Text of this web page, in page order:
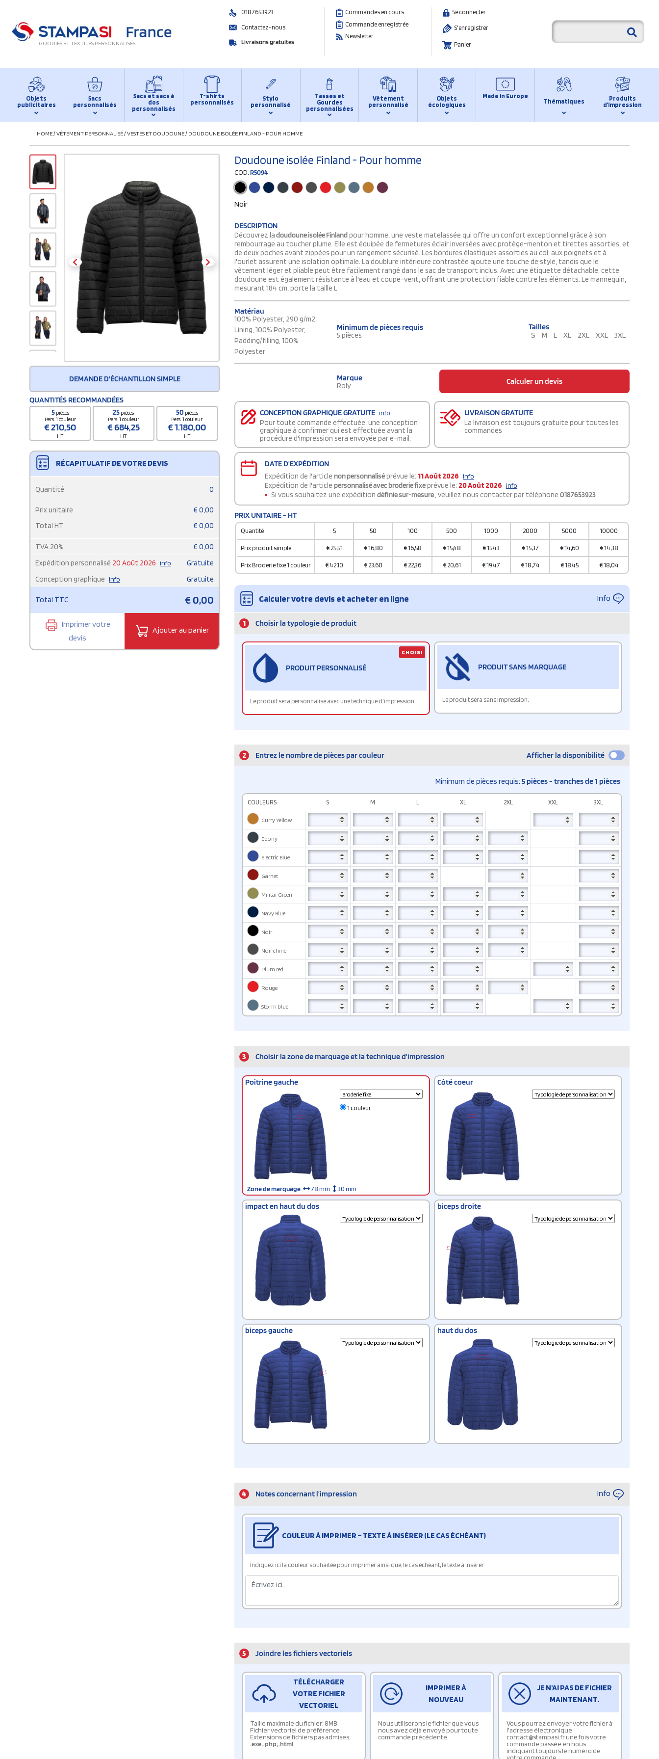
GOODIES ET TEXTILES PERSONNALISÉS
0187653923
Contactez-nous
Livraisons gratuites
Commandes en cours
Commande enregistrée
Newsletter
Se connecter
S'enregistrer
Panier
Objets
publicitaires
Sacs
personnalisés
Sacs et sacs à
dos
personnalisés
T-shirts
personnalisés
Stylo
personnalisé
Tasses et
Gourdes
personnalisées
Vêtement
personnalisé
Objets
écologiques
Made in Europe
Thématiques
Produits
d’impression
HOME/VÊTEMENT PERSONNALISÉ/VESTES ET DOUDOUNE/ DOUDOUNE ISOLÉE FINLAND - POUR HOMME
DEMANDE D'ÉCHANTILLON SIMPLE
QUANTITÉS RECOMMANDÉES
5 pièces
Pers. 1 couleur
€210,50
HT
25 pièces
Pers. 1 couleur
€684,25
HT
50 pièces
Pers. 1 couleur
€1.180,00
HT
RÉCAPITULATIF DE VOTRE DEVIS
Quantité 0
Prix unitaire € 0,00
Total HT
€ 0,00
TVA 20% € 0,00
Expédition personnalisé 20 Août 2026 info
Gratuite
Conception graphique info Gratuite
Total TTC €0,00
Imprimer votre
devis
Ajouter au panier
Doudoune isolée Finland - Pour homme
COD.R5094
Noir
DESCRIPTION
Découvrez ladoudoune isolée Finland pour homme, une veste matelassée qui offre un confort exceptionnel grâce à son
rembourrage au toucher plume. Elle est équipée de fermetures éclair inversées avec protège-menton et tirettes assorties, et
de deux poches avant zippées pour un rangement sécurisé. Les bordures élastiques assorties au col, aux poignets et à
l'ourlet assurent une isolation optimale. La doublure intérieure contrastée ajoute une touche de style, tandis que le
vêtement léger et pliable peut être facilement rangé dans le sac de transport inclus. Avec une étiquette détachable, cette
doudoune est également résistante à l'eau et coupe-vent, offrant une protection fiable contre les éléments. Le mannequin,
mesurant 184 cm, porte la taille L
Matériau
100% Polyester, 290 g/m2,
Lining, 100% Polyester,
Padding/filling, 100%
Polyester
Minimum de pièces requis
5 pièces
Tailles
S
M L XL 2XL XXL 3XL
Marque
Roly Calculer un devis
CONCEPTION GRAPHIQUE GRATUITE info
Pour toute commande effectuée, une conception
graphique à confirmer qui est effectuée avant la
procédure d'impression sera envoyée par e-mail.
LIVRAISON GRATUITE
La livraison est toujours gratuite pour toutes les
commandes
DATE D'EXPÉDITION
Expédition de l'article non personnaliséprévue le: 11 Août 2026 info
Expédition de l'article personnalisé avec broderie fixeprévue le: 20 Août 2026 info
Si vous souhaitez une expédition définie sur-mesure, veuillez nous contacter par téléphone 0187653923
PRIX UNITAIRE - HT
Quantité 5 50 100 500 1000 2000 5000 10000
Prix produit simple € 25,51 €16,80 €16,58 €15,48 €15,43 €15,37 €14,60 €14,38
Prix Broderie fixe 1 couleur € 42,10 € 23,60 € 22,36 € 20,61 €19,47 €18,74 €18,45 €18,04
Calculer votre devis et acheter en ligne Info
1 Choisir la typologie de produit
PRODUIT PERSONNALISÉ
Le produit sera personnalisé avec une technique d'impression
CHOISI
PRODUIT SANS MARQUAGE
Le produit sera sans impression.
2 Entrez le nombre de pièces par couleur Afficher la disponibilité
Minimum de pièces requis: 5 pièces - tranches de 1 pièces
COULEURS S M L XL 2XL XXL 3XL
Curry Yellow
Ebony
Electric Blue
Garnet
Militar Green
Navy Blue
Noir
Noir chiné
Plum red
Rouge
Storm blue
3 Choisir la zone de marquage et la technique d'impression
Poitrine gauche
1 couleur
Zone de marquage: 78 mm 30 mm
Côté coeur
impact en haut du dos biceps droite
biceps gauche haut du dos
4 Notes concernant l’impression Info
COULEUR À IMPRIMER – TEXTE À INSÉRER (LE CAS ÉCHÉANT)
Indiquez ici la couleur souhaitée pour imprimer ainsi que, le cas échéant, le texte à insérer
5 Joindre les fichiers vectoriels
TÉLÉCHARGER
VOTRE FICHIER
VECTORIEL
Taille maximale du fichier: 8MB
Fichier vectoriel de préférence
Extensions de fichiers pas admises:
.exe,.php,.html
IMPRIMER À
NOUVEAU
Nous utiliserons le fichier que vous
nous avez déjà envoyé pour toute
commande précédente.
JE N'AI PAS DE FICHIER
MAINTENANT.
Vous pourrez envoyer votre fichier à
l'adresse électronique
contact@stampasi.fr une fois votre
commande passée en nous
indiquant toujours le numéro de
votre commande.